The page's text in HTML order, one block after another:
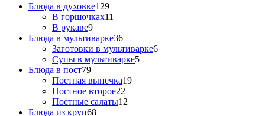
Блюда в духовке129
В горшочках11
В рукаве9
Блюда в мультиварке36
Заготовки в мультиварке6
Супы в мультиварке5
Блюда в пост79
Постная выпечка19
Постное второе22
Постные салаты12
Блюда из круп68